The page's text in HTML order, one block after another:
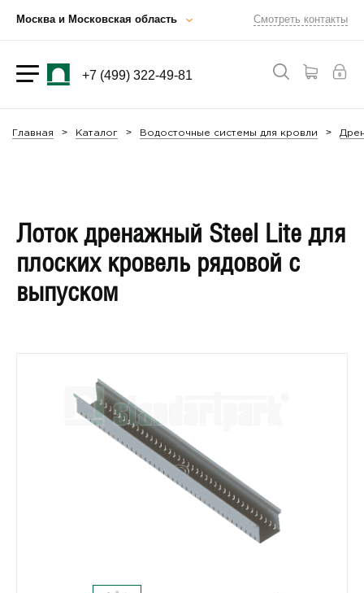
Москва и Московская область Смотреть контакты
+7 (499) 322-49-81
Главная Каталог Водосточные системы для кровли
Лоток дренажный Steel Lite для
плоских кровель рядовой с
выпуском